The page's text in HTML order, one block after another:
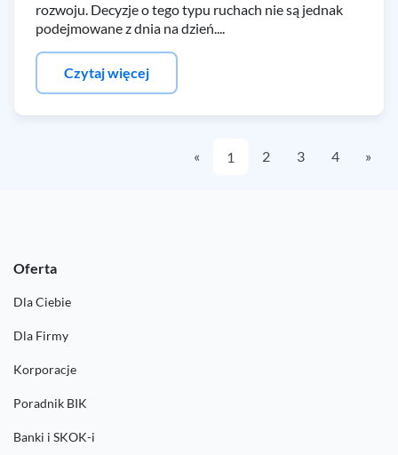
rozwoju. Decyzje o tego typu ruchach nie są jednak
podejmowane z dnia na dzień....
Czytaj więcej
« 1 2 3 4 »
Oferta
Dla Ciebie
Dla Firmy
Korporacje
Poradnik BIK
Banki i SKOK-i